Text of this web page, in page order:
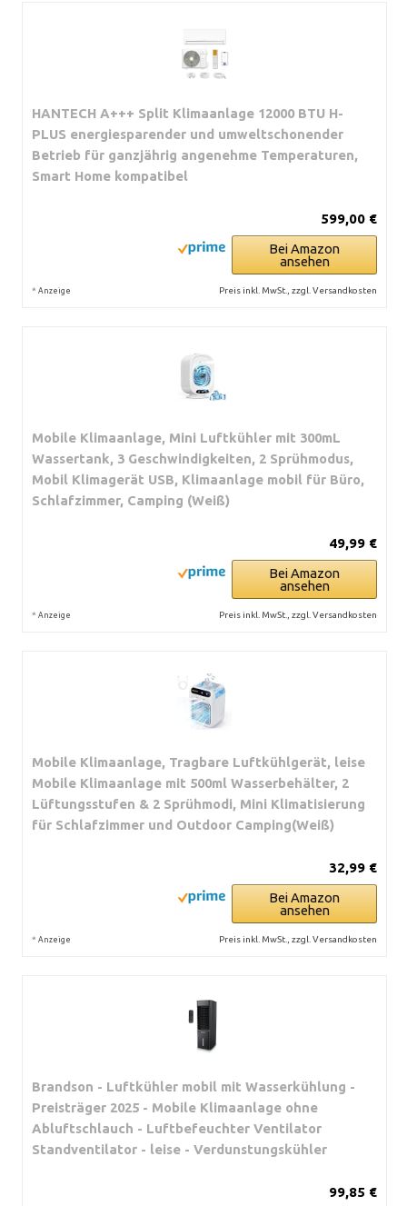
HANTECH A+++ Split Klimaanlage 12000 BTU H-
PLUS energiesparender und umweltschonender
Betrieb für ganzjährig angenehme Temperaturen,
Smart Home kompatibel
599,00 €
Bei Amazon
ansehen
* Anzeige Preis inkl. MwSt., zzgl. Versandkosten
Mobile Klimaanlage, Mini Luftkühler mit 300mL
Wassertank, 3 Geschwindigkeiten, 2 Sprühmodus,
Mobil Klimagerät USB, Klimaanlage mobil für Büro,
Schlafzimmer, Camping (Weiß)
49,99 €
Bei Amazon
ansehen
* Anzeige Preis inkl. MwSt., zzgl. Versandkosten
Mobile Klimaanlage, Tragbare Luftkühlgerät, leise
Mobile Klimaanlage mit 500ml Wasserbehälter, 2
Lüftungsstufen & 2 Sprühmodi, Mini Klimatisierung
für Schlafzimmer und Outdoor Camping(Weiß)
32,99 €
Bei Amazon
ansehen
* Anzeige Preis inkl. MwSt., zzgl. Versandkosten
Brandson - Luftkühler mobil mit Wasserkühlung -
Preisträger 2025 - Mobile Klimaanlage ohne
Abluftschlauch - Luftbefeuchter Ventilator
Standventilator - leise - Verdunstungskühler
99,85 €